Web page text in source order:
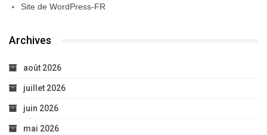
Site de WordPress-FR
Archives
août 2026
juillet 2026
juin 2026
mai 2026